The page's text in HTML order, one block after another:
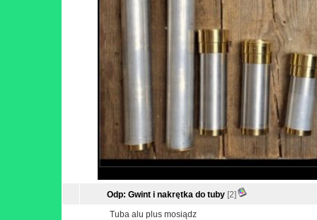
Odp: Gwint i nakrętka do tuby [2]
Tuba alu plus mosiądz